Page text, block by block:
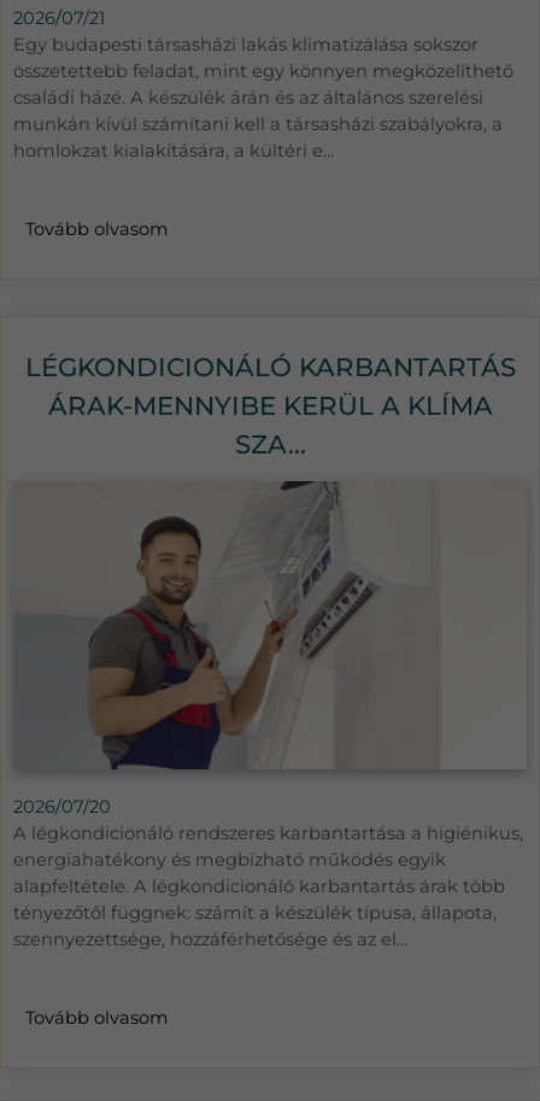
2026/07/21
Egy budapesti társasházi lakás klimatizálása sokszor
összetettebb feladat, mint egy könnyen megközelíthető
családi házé. A készülék árán és az általános szerelési
munkán kívül számítani kell a társasházi szabályokra, a
homlokzat kialakítására, a kültéri e...
Tovább olvasom
LÉGKONDICIONÁLÓ KARBANTARTÁS
ÁRAK-MENNYIBE KERÜL A KLÍMA
SZA...
2026/07/20
A légkondicionáló rendszeres karbantartása a higiénikus,
energiahatékony és megbízható működés egyik
alapfeltétele. A légkondicionáló karbantartás árak több
tényezőtől függnek: számít a készülék típusa, állapota,
szennyezettsége, hozzáférhetősége és az el...
Tovább olvasom